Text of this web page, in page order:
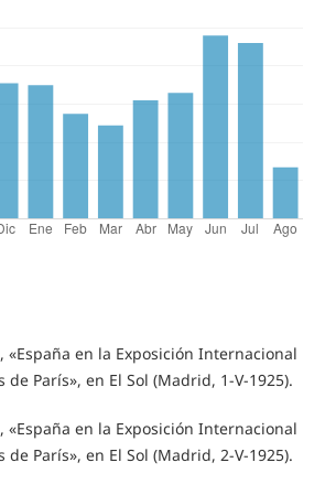
«España en la Exposición Internacional
de París», en El Sol (Madrid, 1-V-1925).
«España en la Exposición Internacional
de París», en El Sol (Madrid, 2-V-1925).